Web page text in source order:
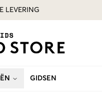
LEVERING
GIDSEN